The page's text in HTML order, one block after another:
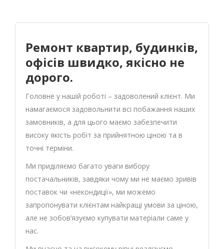
Ремонт квартир, будинків,
офісів швидко, якісно не
дорого.
Головне у нашій роботі – задоволений клієнт. Ми
намагаємося задовольнити всі побажання наших
замовників, а для цього маємо забезпечити
високу якість робіт за прийнятною ціною та в
точні терміни.
Ми приділяємо багато уваги вибору
постачальників, завдяки чому ми не маємо зривів
поставок чи «некондиції», ми можемо
запропонувати клієнтам найкращі умови за ціною,
але не зобов’язуємо купувати матеріали саме у
нас.